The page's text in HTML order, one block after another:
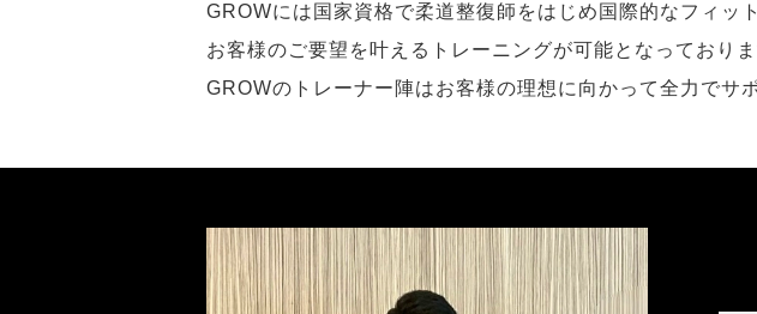
GROWには国家資格で柔道整復師をはじめ国際的なフィッ
お客様のご要望を叶えるトレーニングが可能となっておりま
GROWのトレーナー陣はお客様の理想に向かって全力でサ